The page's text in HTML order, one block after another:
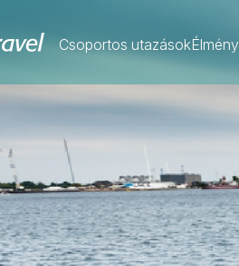
Csoportos utazások